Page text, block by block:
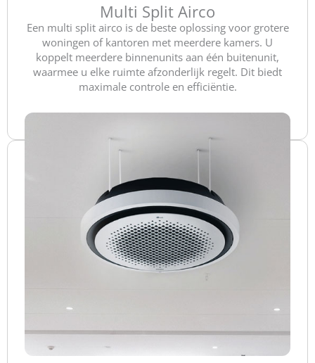
Multi Split Airco
Een multi split airco is de beste oplossing voor grotere
woningen of kantoren met meerdere kamers. U
koppelt meerdere binnenunits aan één buitenunit,
waarmee u elke ruimte afzonderlijk regelt. Dit biedt
maximale controle en efficiëntie.